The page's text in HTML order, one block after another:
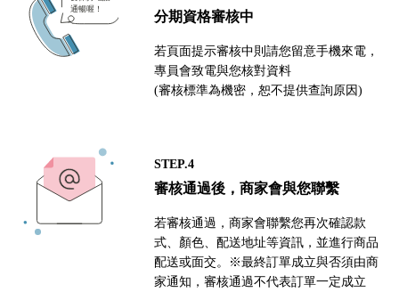
分期資格審核中
若頁面提示審核中則請您留意手機來電，
專員會致電與您核對資料
(審核標準為機密，恕不提供查詢原因)
STEP.4
審核通過後，商家會與您聯繫
若審核通過，商家會聯繫您再次確認款
式、顏色、配送地址等資訊，並進行商品
配送或面交。※最終訂單成立與否須由商
家通知，審核通過不代表訂單一定成立